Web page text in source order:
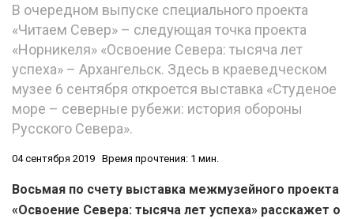
В очередном выпуске специального проекта
«Читаем Север» – следующая точка проекта
«Норникеля» «Освоение Севера: тысяча лет
успеха» – Архангельск. Здесь в краеведческом
музее 6 сентября откроется выставка «Студеное
море – северные рубежи: история обороны
Русского Севера».
04 сентября 2019 Время прочтения: 1 мин.
Восьмая по счету выставка межмузейного проекта
«Освоение Севера: тысяча лет успеха» расскажет о